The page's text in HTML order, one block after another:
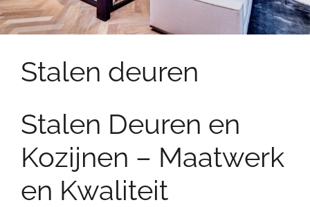
Stalen deuren
Stalen Deuren en
Kozijnen – Maatwerk
en Kwaliteit